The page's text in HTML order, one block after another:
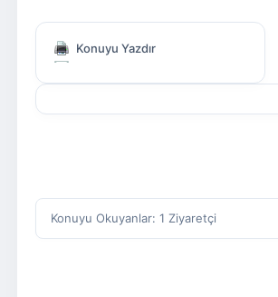
Konuyu Yazdır
Konuyu Okuyanlar: 1 Ziyaretçi